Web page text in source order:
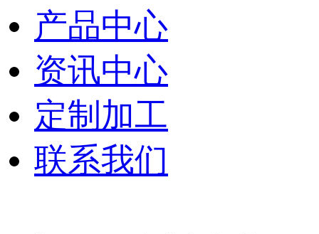
产品中心
资讯中心
定制加工
联系我们